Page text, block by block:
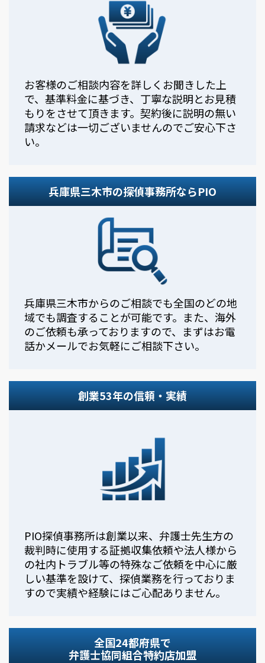
お客様のご相談内容を詳しくお聞きした上
で、基準料金に基づき、丁寧な説明とお見積
もりをさせて頂きます。契約後に説明の無い
請求などは一切ございませんのでご安心下さ
い。
兵庫県三木市の探偵事務所ならPIO
兵庫県三木市からのご相談でも全国のどの地
域でも調査することが可能です。また、海外
のご依頼も承っておりますので、まずはお電
話かメールでお気軽にご相談下さい。
創業53年の信頼・実績
PIO探偵事務所は創業以来、弁護士先生方の
裁判時に使用する証拠収集依頼や法人様から
の社内トラブル等の特殊なご依頼を中心に厳
しい基準を設けて、探偵業務を行っておりま
すので実績や経験にはご心配ありません。
全国24都府県で
弁護士協同組合特約店加盟